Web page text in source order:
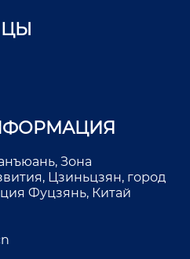
Зона
Цзиньцзян, город
Фуцзянь, Китай